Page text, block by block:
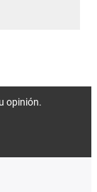
opinión.